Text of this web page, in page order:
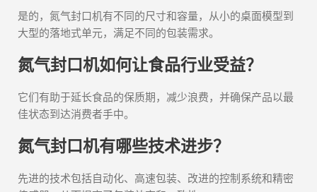
是的，氮气封口机有不同的尺寸和容量，从小的桌面模型到
大型的落地式单元，满足不同的包装需求。
氮气封口机如何让食品行业受益？
它们有助于延长食品的保质期，减少浪费，并确保产品以最
佳状态到达消费者手中。
氮气封口机有哪些技术进步？
先进的技术包括自动化、高速包装、改进的控制系统和精密